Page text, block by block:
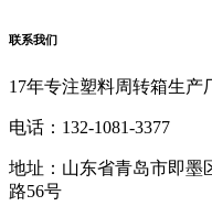
联系我们
17年专注塑料周转箱生产
电话： 132-1081-3377
地址： 山东省青岛市即墨
路56号